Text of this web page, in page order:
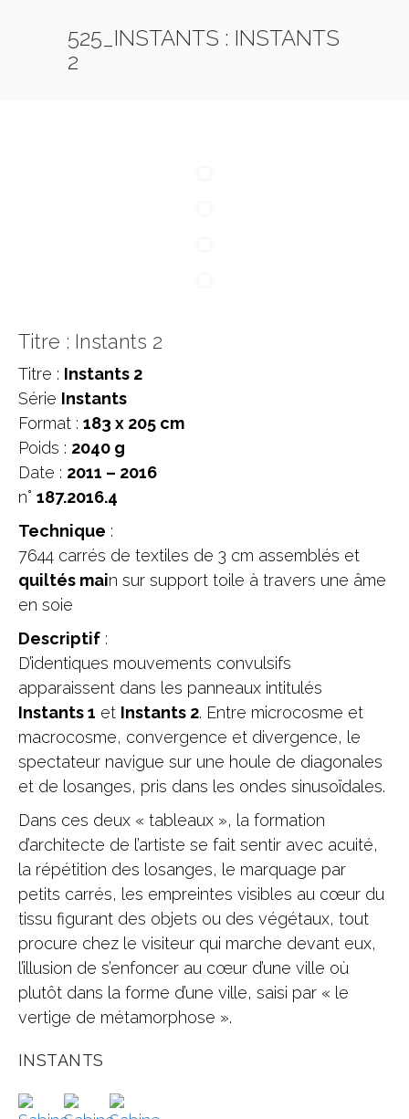
525_INSTANTS : INSTANTS
2
Titre : Instants 2
Titre : Instants 2
Série Instants
Format : 183 x 205 cm
Poids : 2040 g
Date : 2011 – 2016
n° 187.2016.4
Technique :
7644 carrés de textiles de 3 cm assemblés et
quiltés main sur support toile à travers une âme
en soie
Descriptif:
D’identiques mouvements convulsifs
apparaissent dans les panneaux intitulés
Instants 1 et Instants 2. Entre microcosme et
macrocosme, convergence et divergence, le
spectateur navigue sur une houle de diagonales
et de losanges, pris dans les ondes sinusoïdales.
Dans ces deux « tableaux », la formation
d’architecte de l’artiste se fait sentir avec acuité,
la répétition des losanges, le marquage par
petits carrés, les empreintes visibles au cœur du
tissu figurant des objets ou des végétaux, tout
procure chez le visiteur qui marche devant eux,
l’illusion de s’enfoncer au cœur d’une ville où
plutôt dans la forme d’une ville, saisi par « le
vertige de métamorphose ».
INSTANTS